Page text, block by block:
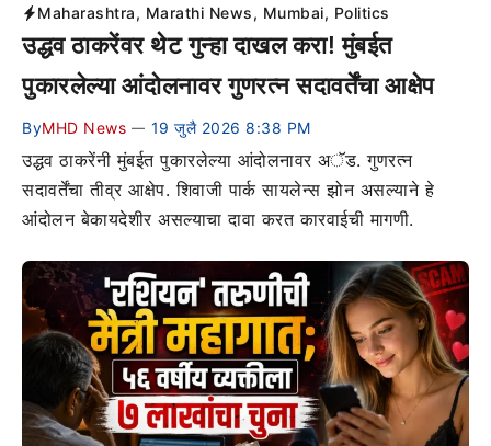
Maharashtra, Marathi News, Mumbai, Politics
उद्धव ठाकरेंवर थेट गुन्हा दाखल करा! मुंबईत
पुकारलेल्या आंदोलनावर गुणरत्न सदावर्तेंचा आक्षेप
ByMHD News — 19 जुलै 2026 8:38 PM
उद्धव ठाकरेंनी मुंबईत पुकारलेल्या आंदोलनावर अॅड. गुणरत्न
सदावर्तेंचा तीव्र आक्षेप. शिवाजी पार्क सायलेन्स झोन असल्याने हे
आंदोलन बेकायदेशीर असल्याचा दावा करत कारवाईची मागणी.